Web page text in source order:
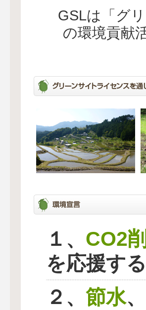
GSLは「グ
の環境貢献
１、 CO2
を応援する
２、 節水、